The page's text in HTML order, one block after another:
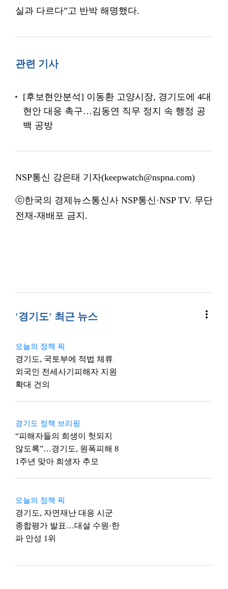
실과 다르다”고 반박 해명했다.
관련 기사
[후보현안분석] 이동환 고양시장, 경기도에 4대
현안 대응 촉구…김동연 직무 정지 속 행정 공
백 공방
NSP통신 강은태 기자(keepwatch@nspna.com)
ⓒ한국의 경제뉴스통신사 NSP통신·NSP TV. 무단
전재-재배포 금지.
'경기도' 최근 뉴스 more_vert
오늘의 정책 픽
경기도, 국토부에 적법 체류
외국인 전세사기피해자 지원
확대 건의
경기도 정책 브리핑
“피해자들의 희생이 헛되지
않도록”…경기도, 원폭피해 8
1주년 맞아 희생자 추모
오늘의 정책 픽
경기도, 자연재난 대응 시군
종합평가 발표…대설 수원·한
파 안성 1위